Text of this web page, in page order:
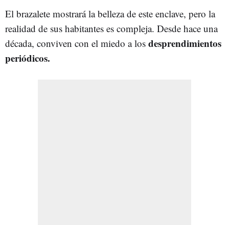
El brazalete mostrará la belleza de este enclave, pero la
realidad de sus habitantes es compleja. Desde hace una
década, conviven con el miedo a los desprendimientos
periódicos.